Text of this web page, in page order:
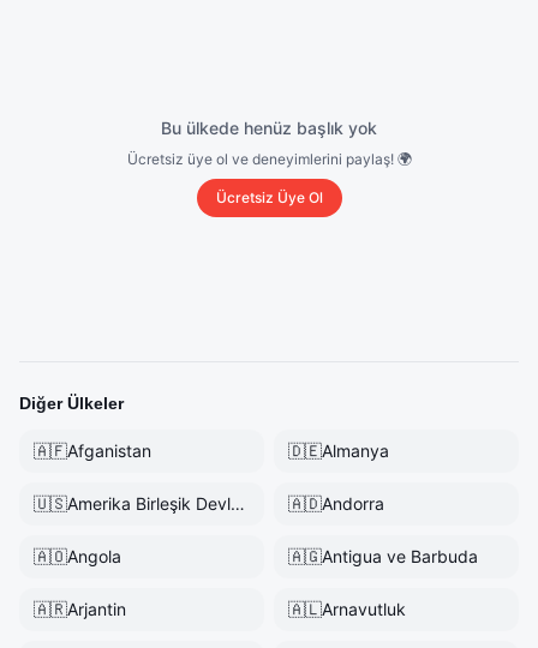
Bu ülkede henüz başlık yok
Ücretsiz üye ol ve deneyimlerini paylaş! 🌍
Ücretsiz Üye Ol
Diğer Ülkeler
🇦🇫Afganistan 🇩🇪Almanya
🇺🇸 Amerika Birleşik Devletleri 🇦🇩Andorra
🇦🇴Angola 🇦🇬Antigua ve Barbuda
🇦🇷Arjantin 🇦🇱Arnavutluk